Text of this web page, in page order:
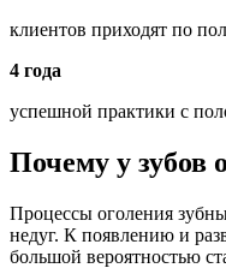
клиентов приходят по
4 года
успешной практики с
Почему у зубов
Процессы оголения
недуг. К появлению и
большой вероятностью